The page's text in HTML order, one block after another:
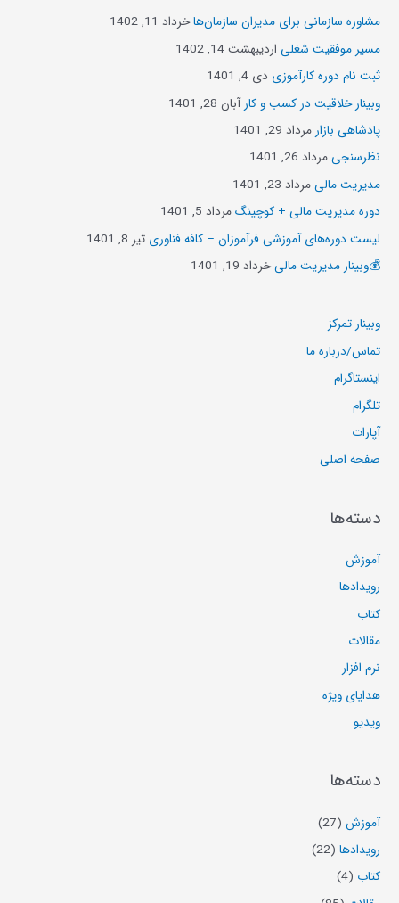
مشاوره سازمانی برای مدیران سازمان‌هاخرداد 11, 1402
مسیر موفقیت شغلی اردیبهشت 14, 1402
ثبت نام دوره کارآموزی دی 4, 1401
وبینار خلاقیت در کسب و کار آبان 28, 1401
پادشاهی بازار مرداد 29, 1401
نظرسنجیمرداد 26, 1401
مدیریت مالیمرداد 23, 1401
دوره مدیریت مالی + کوچینگمرداد 5, 1401
لیست دوره‌های آموزشی فرآموزان – کافه فناوری تیر 8, 1401
💰وبینار مدیریت مالیخرداد 19, 1401
وبینار تمرکز
تماس/درباره ما
اینستاگرام
تلگرام
آپارات
صفحه اصلی
دسته‌ها
آموزش
رویدادها
کتاب
مقالات
نرم افزار
هدایای ویژه
ویدیو
دسته‌ها
آموزش (27)
رویدادها (22)
کتاب (4)